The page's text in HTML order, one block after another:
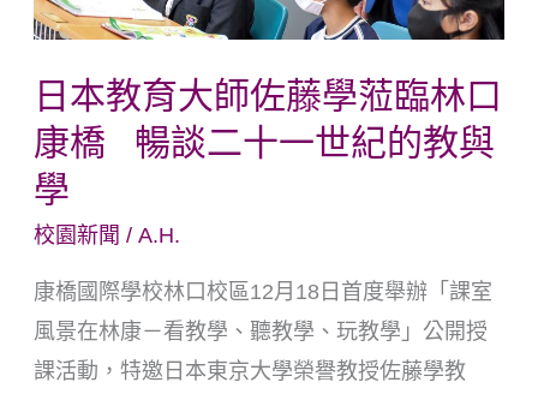
日本教育大師佐藤學蒞臨林口
康橋 暢談二十一世紀的教與
學
校園新聞 / A.H.
康橋國際學校林口校區12月18日首度舉辦「課室
風景在林康－看教學、聽教學、玩教學」公開授
課活動，特邀日本東京大學榮譽教授佐藤學教
藤
蒞
臨
林
口
橋
暢
談